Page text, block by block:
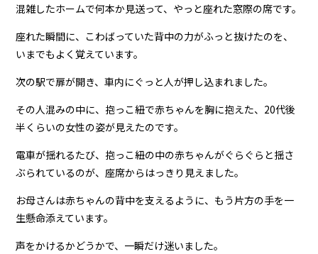
混雑したホームで何本か見送って、やっと座れた窓際の席です。
座れた瞬間に、こわばっていた背中の力がふっと抜けたのを、
いまでもよく覚えています。
次の駅で扉が開き、車内にぐっと人が押し込まれました。
その人混みの中に、抱っこ紐で赤ちゃんを胸に抱えた、20代後
半くらいの女性の姿が見えたのです。
電車が揺れるたび、抱っこ紐の中の赤ちゃんがぐらぐらと揺さ
ぶられているのが、座席からはっきり見えました。
お母さんは赤ちゃんの背中を支えるように、もう片方の手を一
生懸命添えています。
声をかけるかどうかで、一瞬だけ迷いました。